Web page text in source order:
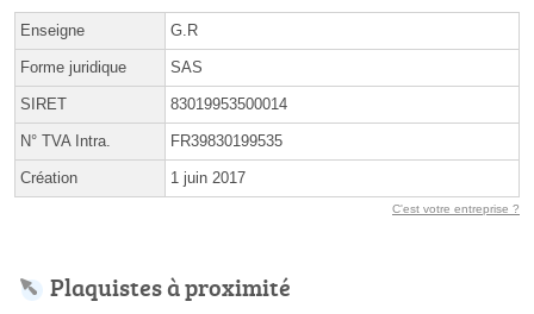
Enseigne G.R
Forme juridique SAS
SIRET 83019953500014
N° TVA Intra. FR39830199535
Création 1 juin 2017
C'est votre entreprise ?
Plaquistes à proximité